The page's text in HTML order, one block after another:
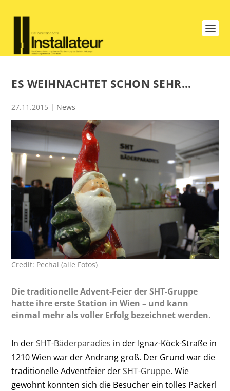
ES WEIHNACHTET SCHON SEHR…
27.11.2015 | News
Credit: Pechal (alle Fotos)
Die traditionelle Advent-Feier der SHT-Gruppe
hatte ihre erste Station in Wien – und kann
einmal mehr als voller Erfolg bezeichnet werden.
In derSHT-Bäderparadies in der Ignaz-Köck-Straße in
1210 Wien war der Andrang groß. Der Grund war die
traditionelle Adventfeier derSHT-Gruppe. Wie
gewohnt konnten sich die Besucher ein tolles Packerl